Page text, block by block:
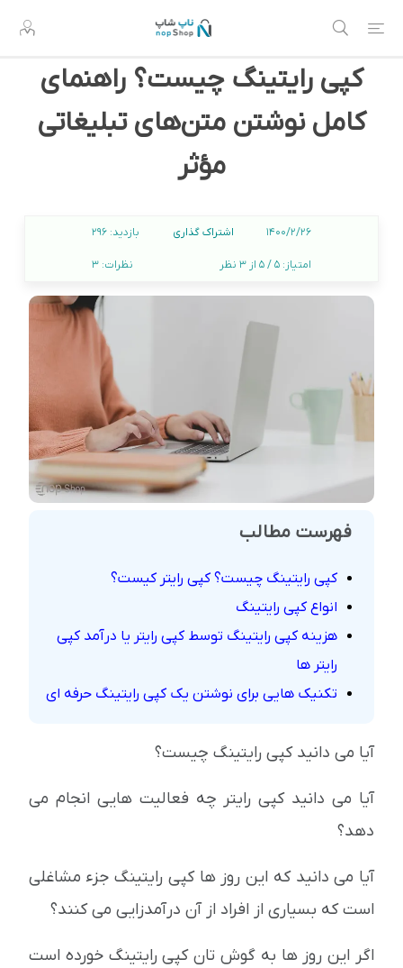
کپی رایتینگ چیست؟ راهنمای
کامل نوشتن متن‌های تبلیغاتی
مؤثر
1400/2/26 اشتراک گذاری بازدید:296
امتیاز: 5 / 5 از 3 نظر نظرات:3
فهرست مطالب
کپی رایتینگ چیست؟ کپی رایتر کیست؟
انواع کپی رایتینگ
هزینه کپی رایتینگ توسط کپی رایتر یا درآمد کپی
رایتر ها
تکنیک هایی برای نوشتن یک کپی رایتینگ حرفه ای
آیا می دانید کپی رایتینگ چیست؟
آیا می دانید کپی رایتر چه فعالیت هایی انجام می
دهد؟
آیا می دانید که این روز ها کپی رایتینگ جزء مشاغلی
است که بسیاری از افراد از آن درآمدزایی می کنند؟
اگر این روز ها به گوش تان کپی رایتینگ خورده است